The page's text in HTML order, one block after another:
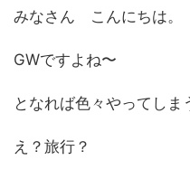
みなさん こんにちは。
GWですよね〜
となれば色々やってしま
え？旅行？